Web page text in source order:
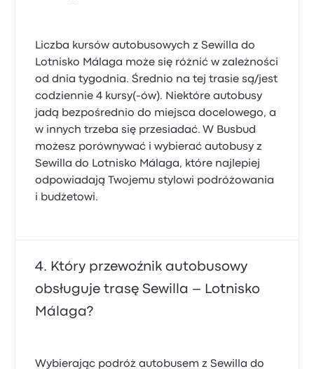
Liczba kursów autobusowych z Sewilla do
Lotnisko Málaga może się różnić w zależności
od dnia tygodnia. Średnio na tej trasie są/jest
codziennie 4 kursy(-ów). Niektóre autobusy
jadą bezpośrednio do miejsca docelowego, a
w innych trzeba się przesiadać. W Busbud
możesz porównywać i wybierać autobusy z
Sewilla do Lotnisko Málaga, które najlepiej
odpowiadają Twojemu stylowi podróżowania
i budżetowi.
Który przewoźnik autobusowy
obsługuje trasę Sewilla – Lotnisko
Málaga?
Wybierając podróż autobusem z Sewilla do